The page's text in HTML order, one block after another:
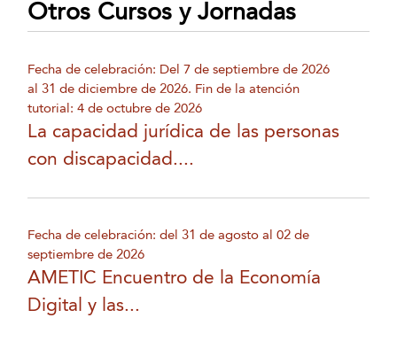
Otros Cursos y Jornadas
Fecha de celebración: Del 7 de septiembre de 2026
al 31 de diciembre de 2026. Fin de la atención
tutorial: 4 de octubre de 2026
La capacidad jurídica de las personas
con discapacidad....
Fecha de celebración: del 31 de agosto al 02 de
septiembre de 2026
AMETIC Encuentro de la Economía
Digital y las...